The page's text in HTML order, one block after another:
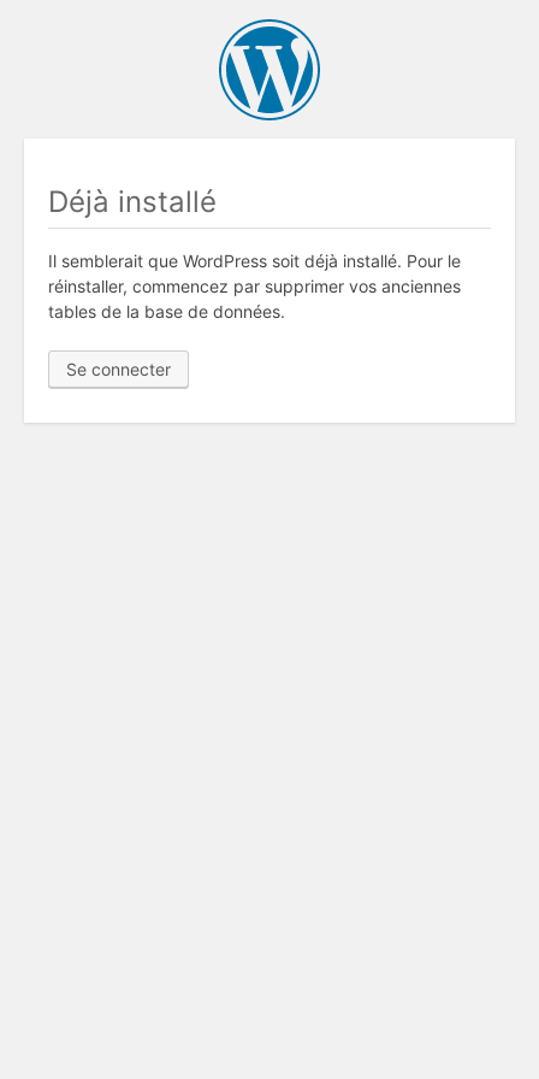
Déjà installé
Il semblerait que WordPress soit déjà installé. Pour le
réinstaller, commencez par supprimer vos anciennes
tables de la base de données.
Se connecter